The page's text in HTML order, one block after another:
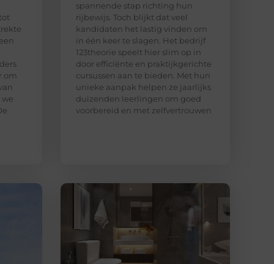
om
spannende stap richting hun
rijbewijs. Toch blijkt dat veel
kandidaten het lastig vinden om
in één keer te slagen. Het bedrijf
123theorie speelt hier slim op in
door efficiënte en praktijkgerichte
cursussen aan te bieden. Met hun
unieke aanpak helpen ze jaarlijks
duizenden leerlingen om goed
voorbereid en met zelfvertrouwen